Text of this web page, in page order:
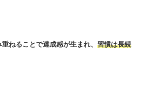
ねることで達成感が生まれ、 習慣は長続